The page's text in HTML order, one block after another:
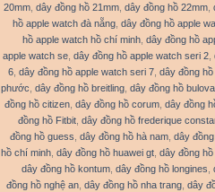
20mm ,dây đồng hồ 21mm ,dây đồng hồ 22mm ,
hồ apple watch đà nẵng ,dây đồng hồ apple
hồ apple watch hồ chí minh ,dây đồng hồ
apple watch se ,dây đồng hồ apple watch seri 2 ,
6 ,dây đồng hồ apple watch seri 7 ,dây đồng
phước ,dây đồng hồ breitling ,dây đồng hồ bulova
đồng hồ citizen ,dây đồng hồ corum ,dây đồng
đồng hồ Fitbit ,dây đồng hồ frederique
đồng hồ guess ,dây đồng hồ hà nam ,dây
hồ chí minh ,dây đồng hồ huawei gt ,dây đồng hồ
dây đồng hồ kontum ,dây đồng hồ longines ,
đồng hồ nghệ an ,dây đồng hồ nha trang ,dây